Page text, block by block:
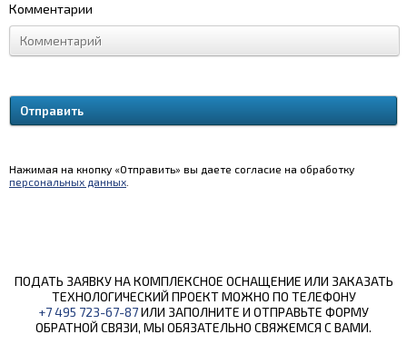
Комментарии
Нажимая на кнопку «Отправить» вы даете согласие на обработку
персональных данных
ПОДАТЬ ЗАЯВКУ НА КОМПЛЕКСНОЕ ОСНАЩЕНИЕ ИЛИ ЗАКАЗАТЬ
ТЕХНОЛОГИЧЕСКИЙ ПРОЕКТ МОЖНО ПО ТЕЛЕФОНУ
+7 495 723-67-87ИЛИ ЗАПОЛНИТЕ И ОТПРАВЬТЕ ФОРМУ
ОБРАТНОЙ СВЯЗИ, МЫ ОБЯЗАТЕЛЬНО СВЯЖЕМСЯ С ВАМИ.